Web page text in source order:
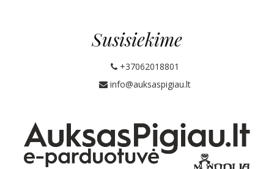
Susisiekime
+37062018801
info@auksaspigiau.lt